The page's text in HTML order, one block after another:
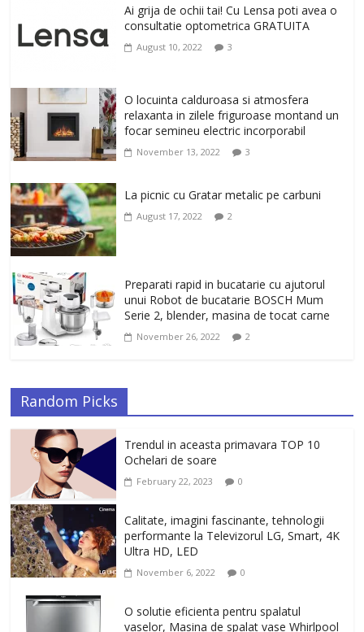
un corp sanatos si armonios dezvoltat,
cu Flexor Fitness-dispozitiv pentru
tonifiere muschi
Un ten regenerat, fara riduri. Crema
antirid Ivatherm pentru o piele neteda si
elastica.
February 6, 2026 0
Ai grija de ochii tai! Cu Lensa poti avea o
consultatie optometrica GRATUITA
August 10, 2022 3
O locuinta calduroasa si atmosfera
relaxanta in zilele friguroase montand un
focar semineu electric incorporabil
November 13, 2022 3
La picnic cu Gratar metalic pe carbuni
August 17, 2022 2
Preparati rapid in bucatarie cu ajutorul
unui Robot de bucatarie BOSCH Mum
Serie 2, blender, masina de tocat carne
November 26, 2022 2
Random Picks
Trendul in aceasta primavara TOP 10
Ochelari de soare
February 22, 2023 0
Calitate, imagini fascinante, tehnologii
performante la Televizorul LG, Smart, 4K
Ultra HD, LED
November 6, 2022 0
O solutie eficienta pentru spalatul
vaselor, Masina de spalat vase Whirlpool